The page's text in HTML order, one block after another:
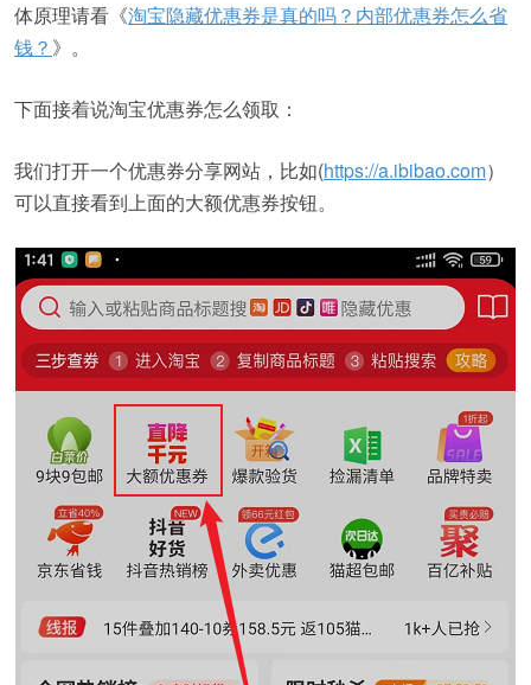
体原理请看《淘宝隐藏优惠券是真的吗？内部优惠券怎么省
钱？ 》。
下面接着说淘宝优惠券怎么领取：
我们打开一个优惠券分享网站，比如(https://a.ibibao.com）
可以直接看到上面的大额优惠券按钮。